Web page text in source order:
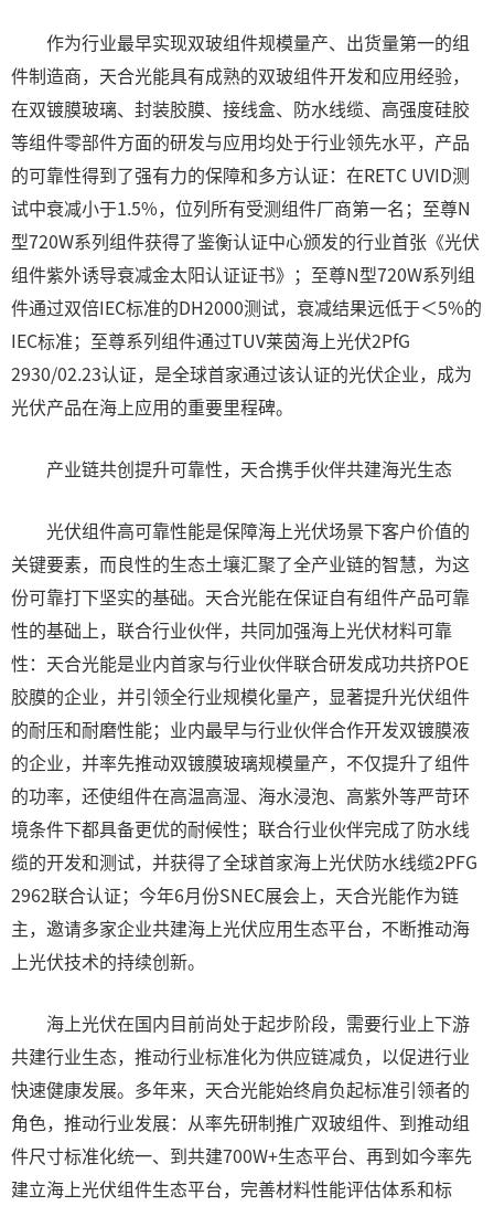
作为行业最早实现双玻组件规模量产、出货量第一的组
件制造商，天合光能具有成熟的双玻组件开发和应用经验，
在双镀膜玻璃、封装胶膜、接线盒、防水线缆、高强度硅胶
等组件零部件方面的研发与应用均处于行业领先水平，产品
的可靠性得到了强有力的保障和多方认证：在RETC UVID测
试中衰减小于1.5%，位列所有受测组件厂商第一名；至尊N
型720W系列组件获得了鉴衡认证中心颁发的行业首张《光伏
组件紫外诱导衰减金太阳认证证书》；至尊N型720W系列组
件通过双倍IEC标准的DH2000测试，衰减结果远低于＜5%的
IEC标准；至尊系列组件通过TUV莱茵海上光伏2PfG
2930/02.23认证，是全球首家通过该认证的光伏企业，成为
光伏产品在海上应用的重要里程碑。
产业链共创提升可靠性，天合携手伙伴共建海光生态
光伏组件高可靠性能是保障海上光伏场景下客户价值的
关键要素，而良性的生态土壤汇聚了全产业链的智慧，为这
份可靠打下坚实的基础。天合光能在保证自有组件产品可靠
性的基础上，联合行业伙伴，共同加强海上光伏材料可靠
性：天合光能是业内首家与行业伙伴联合研发成功共挤POE
胶膜的企业，并引领全行业规模化量产，显著提升光伏组件
的耐压和耐磨性能；业内最早与行业伙伴合作开发双镀膜液
的企业，并率先推动双镀膜玻璃规模量产，不仅提升了组件
的功率，还使组件在高温高湿、海水浸泡、高紫外等严苛环
境条件下都具备更优的耐候性；联合行业伙伴完成了防水线
缆的开发和测试，并获得了全球首家海上光伏防水线缆2PFG
2962联合认证；今年6月份SNEC展会上，天合光能作为链
主，邀请多家企业共建海上光伏应用生态平台，不断推动海
上光伏技术的持续创新。
海上光伏在国内目前尚处于起步阶段，需要行业上下游
共建行业生态，推动行业标准化为供应链减负，以促进行业
快速健康发展。多年来，天合光能始终肩负起标准引领者的
角色，推动行业发展：从率先研制推广双玻组件、到推动组
件尺寸标准化统一、到共建700W+生态平台、再到如今率先
建立海上光伏组件生态平台，完善材料性能评估体系和标